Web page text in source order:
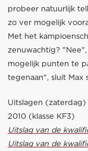
probeer natuurlijk
zo ver mogelijk
Met het
zenuwachtig?
mogelijk punten te
tegenaan", sluit Max
Uitslagen
2010 (klasse KF3)
Uitslag van de
Uitslag van de